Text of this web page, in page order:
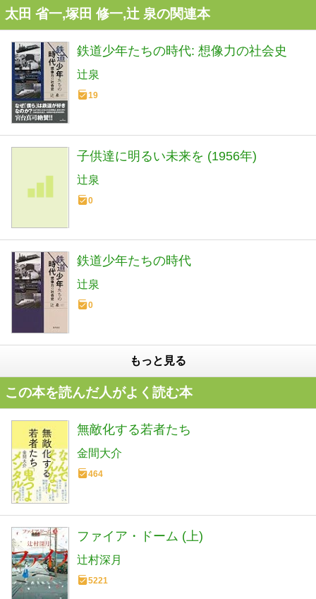
太田 省一,塚田 修一,辻 泉の関連本
鉄道少年たちの時代: 想像力の社会史
辻泉
19
子供達に明るい未来を (1956年)
辻泉
0
鉄道少年たちの時代
辻泉
0
もっと見る
この本を読んだ人がよく読む本
無敵化する若者たち
金間大介
464
ファイア・ドーム (上)
辻村深月
5221